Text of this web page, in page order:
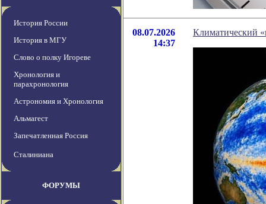
История России
История в МГУ
Слово о полку Игореве
Хронология и
парахронология
Астрономия и Хронология
Альмагест
Запечатленная Россия
Сталиниана
ФОРУМЫ
08.07.2026
14:37
Климатический